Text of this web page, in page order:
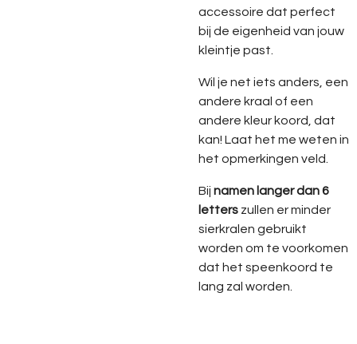
accessoire dat perfect
bij de eigenheid van jouw
kleintje past.
Wil je net iets anders, een
andere kraal of een
andere kleur koord, dat
kan! Laat het me weten in
het opmerkingen veld.
Bij namen langer dan 6
letters zullen er minder
sierkralen gebruikt
worden om te voorkomen
dat het speenkoord te
lang zal worden.